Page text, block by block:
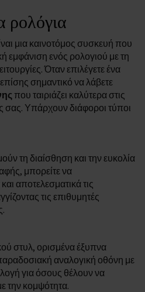
ρολόγια
μια καινοτόμος συσκευή που
εμφάνιση ενός ρολογιού με τη
Όταν επιλέγετε ένα
σημαντικό να λάβετε
που ταιριάζει καλύτερα στις
σας. Υπάρχουν διάφοροι τύποι
τη διαίσθηση και την ευκολία
μπορείτε να
αποτελεσματικά τις
τις επιθυμητές
στυλ, ορισμένα έξυπνα
αναλογική οθόνη με
για όσους θέλουν να
την κομψότητα.